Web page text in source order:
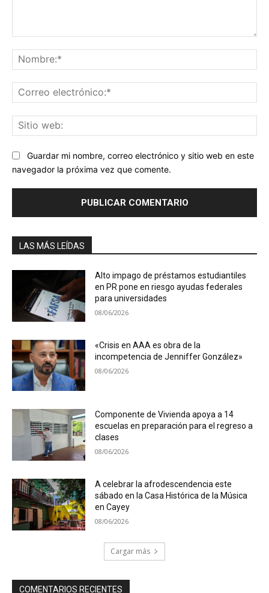
Guardar mi nombre, correo electrónico y sitio web en este
navegador la próxima vez que comente.
LAS MÁS LEÍDAS
Alto impago de préstamos estudiantiles
en PR pone en riesgo ayudas federales
para universidades
08/06/2026
«Crisis en AAA es obra de la
incompetencia de Jenniffer González»
08/06/2026
Componente de Vivienda apoya a 14
escuelas en preparación para el regreso a
clases
08/06/2026
A celebrar la afrodescendencia este
sábado en la Casa Histórica de la Música
en Cayey
08/06/2026
Cargar más
COMENTARIOS RECIENTES